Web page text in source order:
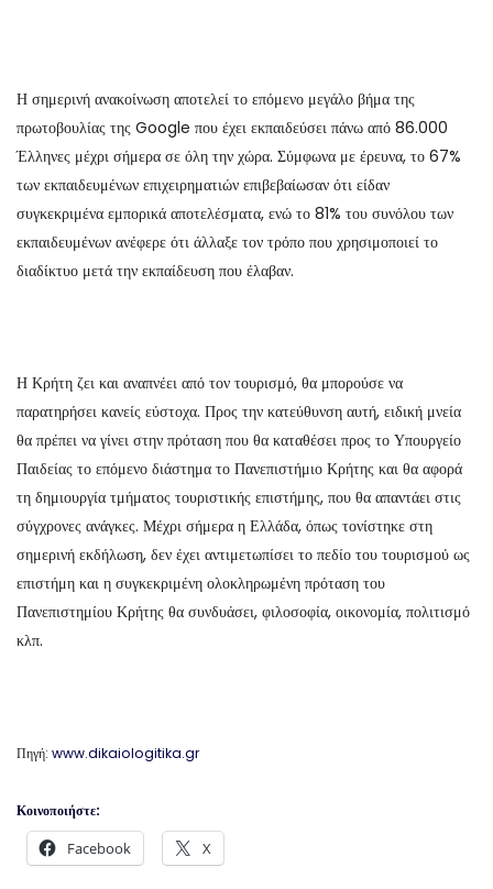
Η σημερινή ανακοίνωση αποτελεί το επόμενο μεγάλο βήμα της
πρωτοβουλίας της Google που έχει εκπαιδεύσει πάνω από 86.000
Έλληνες μέχρι σήμερα σε όλη την χώρα. Σύμφωνα με έρευνα, το 67%
των εκπαιδευμένων επιχειρηματιών επιβεβαίωσαν ότι είδαν
συγκεκριμένα εμπορικά αποτελέσματα, ενώ το 81% του συνόλου των
εκπαιδευμένων ανέφερε ότι άλλαξε τον τρόπο που χρησιμοποιεί το
διαδίκτυο μετά την εκπαίδευση που έλαβαν.
Η Κρήτη ζει και αναπνέει από τον τουρισμό, θα μπορούσε να
παρατηρήσει κανείς εύστοχα. Προς την κατεύθυνση αυτή, ειδική μνεία
θα πρέπει να γίνει στην πρόταση που θα καταθέσει προς το Υπουργείο
Παιδείας το επόμενο διάστημα το Πανεπιστήμιο Κρήτης και θα αφορά
τη δημιουργία τμήματος τουριστικής επιστήμης, που θα απαντάει στις
σύγχρονες ανάγκες. Μέχρι σήμερα η Ελλάδα, όπως τονίστηκε στη
σημερινή εκδήλωση, δεν έχει αντιμετωπίσει το πεδίο του τουρισμού ως
επιστήμη και η συγκεκριμένη ολοκληρωμένη πρόταση του
Πανεπιστημίου Κρήτης θα συνδυάσει, φιλοσοφία, οικονομία, πολιτισμό
κλπ.
Πηγή: www.dikaiologitika.gr
Κοινοποιήστε:
Facebook X